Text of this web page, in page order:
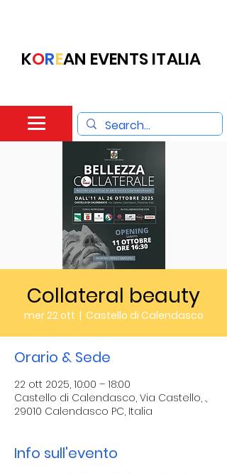
KOREAN EVENTS ITALIA
Collateral beauty
mer 22 ott
  |
Castello di Calendasco
Orario & Sede
22 ott 2025, 10:00 – 18:00
Castello di Calendasco, Via Castello, .,
29010 Calendasco PC, Italia
Info sull'evento